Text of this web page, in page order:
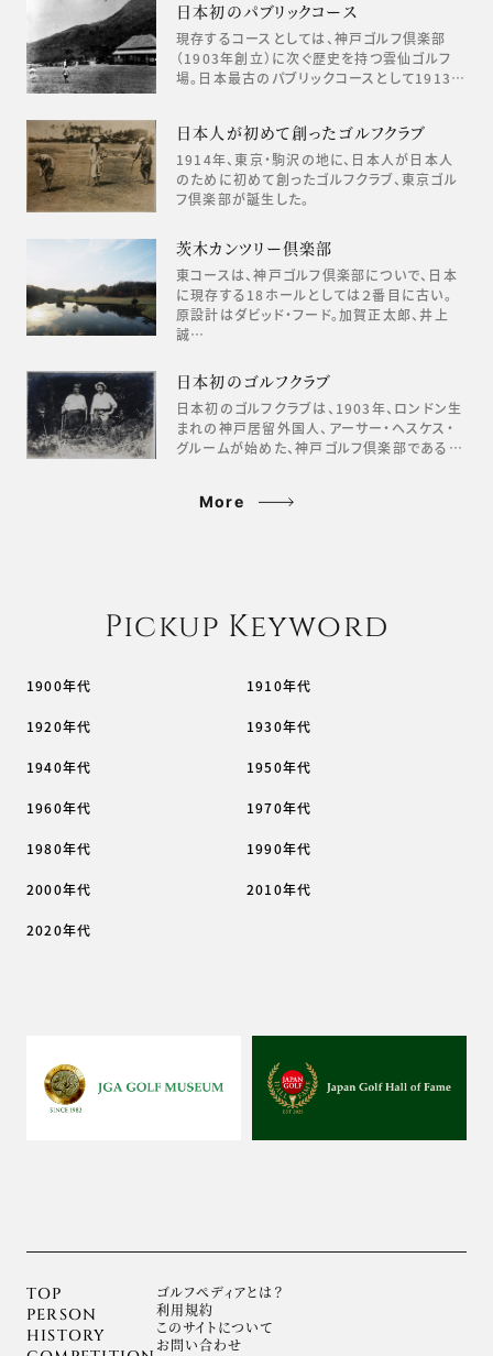
日本初のパブリックコース
現存するコースとしては、神戸ゴルフ倶楽部
（1903年創立）に次ぐ歴史を持つ雲仙ゴルフ
場。日本最古のパブリックコースとして1913…
日本人が初めて創ったゴルフクラブ
1914年、東京・駒沢の地に、日本人が日本人
のために初めて創ったゴルフクラブ、東京ゴル
フ倶楽部が誕生した。
茨木カンツリー倶楽部
東コースは、神戸ゴルフ倶楽部についで、日本
に現存する18ホールとしては２番目に古い。
原設計はダビッド・フード。加賀正太郎、井上
誠…
日本初のゴルフクラブ
日本初のゴルフクラブは、1903年、ロンドン生
まれの神戸居留外国人、アーサー・ヘスケス・
グルームが始めた、神戸ゴルフ倶楽部である…
More
Pickup Keyword
1900年代 1910年代
1920年代 1930年代
1940年代 1950年代
1960年代 1970年代
1980年代 1990年代
2000年代 2010年代
2020年代
TOP
PERSON
HISTORY
ゴルフぺディアとは？
利用規約
このサイトについて
お問い合わせ